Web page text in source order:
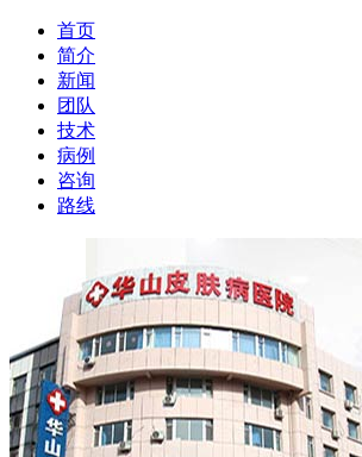
首页
简介
新闻
团队
技术
病例
咨询
路线